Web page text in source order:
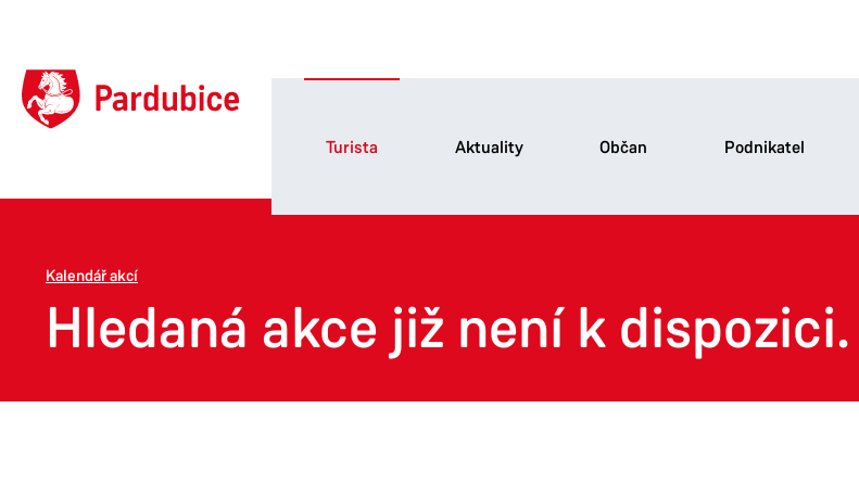
Turista Aktuality Občan Podnikatel
Kalendář akcí
Hledaná akce již není k dispozici.